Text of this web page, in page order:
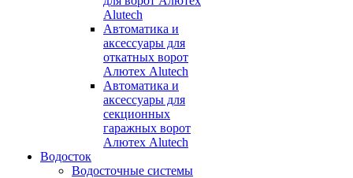
Alutech
Автоматика и
аксессуары для
откатных ворот
Алютех Alutech
Автоматика и
аксессуары для
секционных
гаражных ворот
Алютех Alutech
Водосток
Водосточные системы